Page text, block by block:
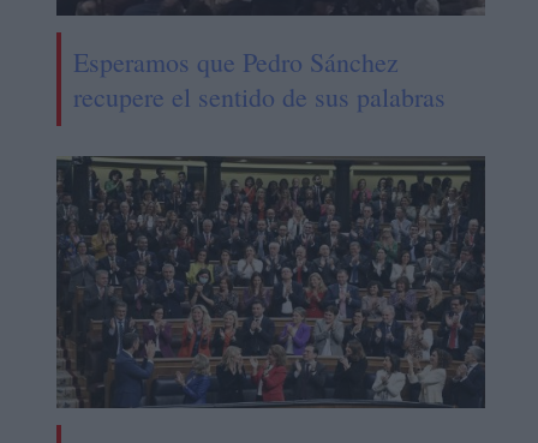
Esperamos que Pedro Sánchez
recupere el sentido de sus palabras